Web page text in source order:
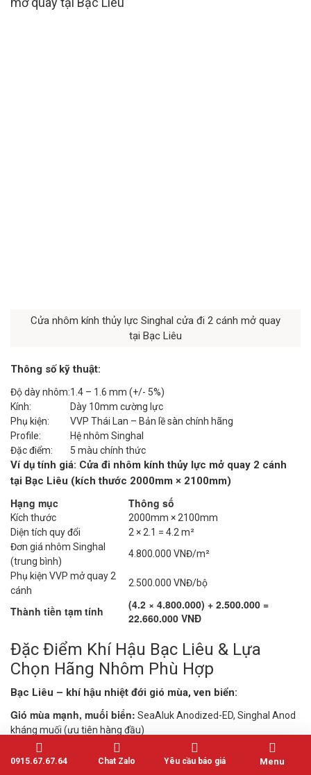
Cửa nhôm kính thủy lực Singhal cửa đi 2 cánh mở quay
tại Bạc Liêu
Thông số kỹ thuật:
Độ dày nhôm:1.4 – 1.6 mm (+/- 5%)
Kính:
Dày 10mm cường lực
Phụ kiện:
VVP Thái Lan – Bản lề sàn chính hãng
Profile:
Hệ nhôm Singhal
Đặc điểm:
5 màu chính thức
Ví dụ tính giá: Cửa đi nhôm kính thủy lực mở quay 2 cánh
tại Bạc Liêu (kích thước 2000mm × 2100mm)
Hạng mục Thông số
Kích thước
2000mm × 2100mm
Diện tích quy đổi
2 × 2.1 = 4.2 m²
Đơn giá nhôm Singhal
(trung bình)
4.800.000 VNĐ/m²
Phụ kiện VVP mở quay 2
cánh
2.500.000 VNĐ/bộ
Thành tiền tạm tính
(4.2 × 4.800.000) + 2.500.000 =
22.660.000 VNĐ
Đặc Điểm Khí Hậu Bạc Liêu & Lựa
Chọn Hãng Nhôm Phù Hợp
Bạc Liêu – khí hậu nhiệt đới gió mùa, ven biển:
Gió mùa mạnh, muối biển: SeaAluk Anodized-ED, Singhal Anod
kháng muối (ưu tiên hàng đầu)
Nắng nóng: SeaAluk (cách nhiệt), kính Low-E
Mưa nhiều (mùa mưa): Owin/PMA (hệ thống thoát nước tốt)
0915.67.67.64 Chat Zalo Yêu cầu báo giá Menu